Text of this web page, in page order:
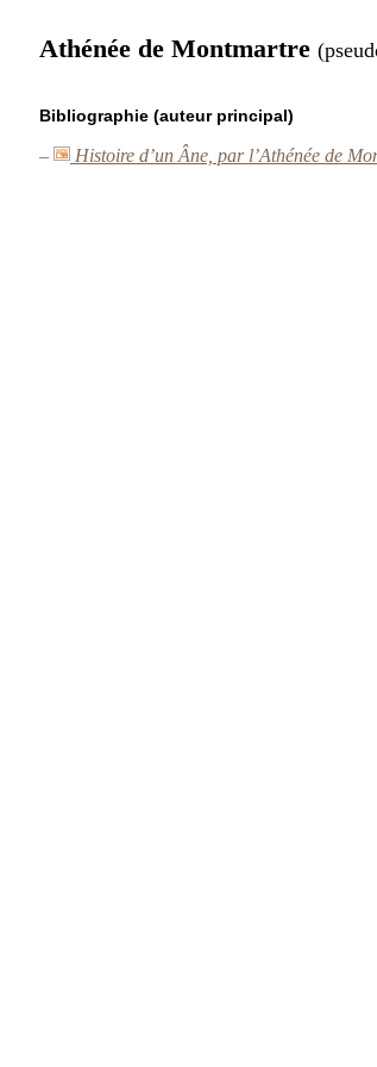
Athénée de Montmartre
Bibliographie (auteur principal)
– Histoire d’un Âne, par l’Athénée de